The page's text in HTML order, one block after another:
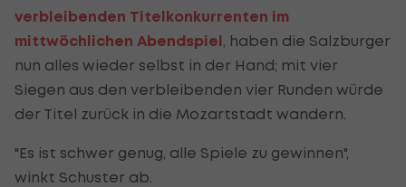
verbleibenden Titelkonkurrenten im
mittwöchlichen Abendspiel , haben die Salzburger
nun alles wieder selbst in der Hand; mit vier
Siegen aus den verbleibenden vier Runden würde
der Titel zurück in die Mozartstadt wandern.
"Es ist schwer genug, alle Spiele zu gewinnen",
winkt Schuster ab.